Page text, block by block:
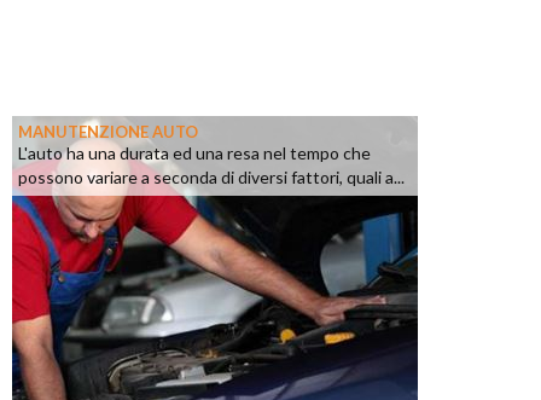
MANUTENZIONE AUTO
L'auto ha una durata ed una resa nel tempo che
possono variare a seconda di diversi fattori, quali a...